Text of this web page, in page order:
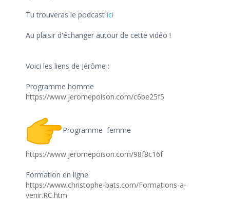
Tu trouveras le podcast ici
Au plaisir d'échanger autour de cette vidéo !
Voici les liens de Jérôme :
Programme homme
https://www.jeromepoison.com/c6be25f5
Programme femme
https://www.jeromepoison.com/98f8c16f
Formation en ligne
https://www.christophe-bats.com/Formations-a-
venir.RC.htm